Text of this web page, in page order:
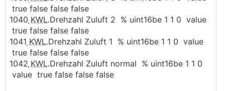
true false false false
1040 KWL.Drehzahl Zuluft 2 % uint16be 1 1 0 value
true false false false
1041 KWL.Drehzahl Zuluft 1 % uint16be 1 1 0 value
true false false false
1042 KWL.Drehzahl Zuluft normal % uint16be 1 1 0
value true false false false